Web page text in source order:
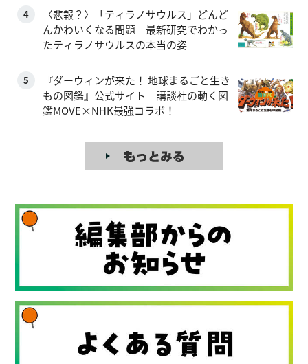
4
〈悲報？〉「ティラノサウルス」どんど
んかわいくなる問題 最新研究でわかっ
たティラノサウルスの本当の姿
5
『ダーウィンが来た！ 地球まるごと生き
もの図鑑』公式サイト｜講談社の動く図
鑑MOVE×NHK最強コラボ！